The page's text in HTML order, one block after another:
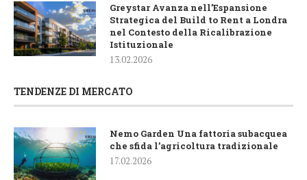
Greystar Avanza nell’Espansione
Strategica del Build to Rent a Londra
nel Contesto della Ricalibrazione
Istituzionale
13.02.2026
TENDENZE DI MERCATO
Nemo Garden Una fattoria subacquea
che sfida l’agricoltura tradizionale
17.02.2026